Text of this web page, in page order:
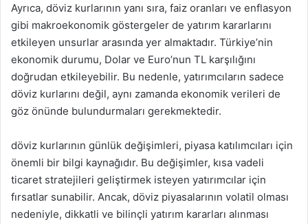
Ayrıca, döviz kurlarının yanı sıra, faiz oranları ve enflasyon
gibi makroekonomik göstergeler de yatırım kararlarını
etkileyen unsurlar arasında yer almaktadır. Türkiye’nin
ekonomik durumu, Dolar ve Euro’nun TL karşılığını
doğrudan etkileyebilir. Bu nedenle, yatırımcıların sadece
döviz kurlarını değil, aynı zamanda ekonomik verileri de
göz önünde bulundurmaları gerekmektedir.
döviz kurlarının günlük değişimleri, piyasa katılımcıları için
önemli bir bilgi kaynağıdır. Bu değişimler, kısa vadeli
ticaret stratejileri geliştirmek isteyen yatırımcılar için
fırsatlar sunabilir. Ancak, döviz piyasalarının volatil olması
nedeniyle, dikkatli ve bilinçli yatırım kararları alınması